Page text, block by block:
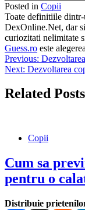
Posted in Copii
Toate definitiile dintr-
DexOnline.Net, dar
curiozitati nelimitate
Guess.ro este
Navigare
în
articole
Previous:
Next: Dezvoltarea
Related Posts
Copii
Cum sa
pentru o
Distribuie